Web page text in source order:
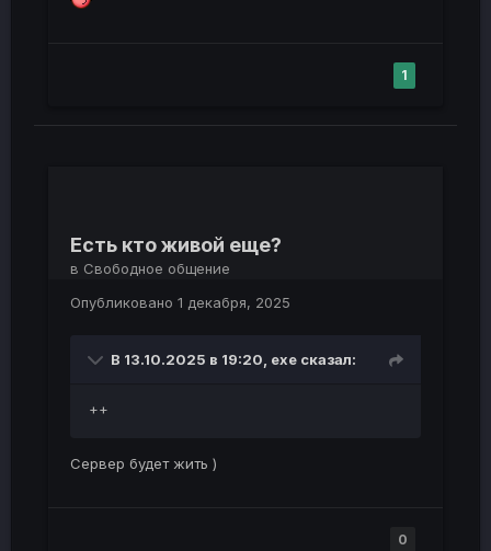
1
Есть кто живой еще?
в Свободное общение
Опубликовано 1 декабря, 2025
В 13.10.2025 в 19:20, exe сказал:
++
Сервер будет жить )
0